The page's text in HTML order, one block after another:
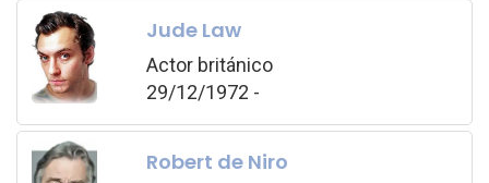
Jude Law
Actor británico
29/12/1972 -
Robert de Niro